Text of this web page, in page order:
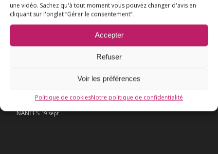
une vidéo. Sachez qu'à tout moment vous pouvez changer d'avis en
cliquant sur l'onglet “Gérer le consentement”.
Accepter
Refuser
Voir les préférences
Politique de cookiesNotre politique de confidentialité
Vaccination HPV – FAQ
Fil d’actualité
FAIRE UN DON !
NANTES19 sept